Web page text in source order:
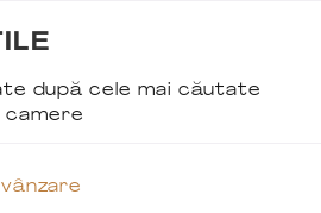
după cele mai căutate
camere